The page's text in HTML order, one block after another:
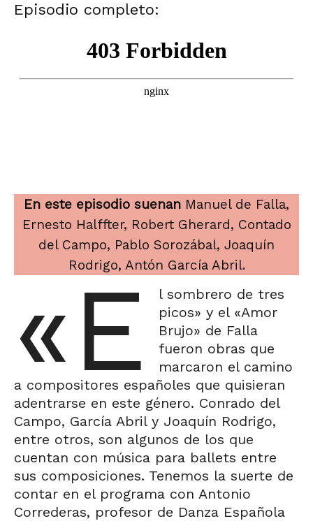
Episodio completo:
En este episodio suenan Manuel de Falla,
Ernesto Halffter, Robert Gherard, Contado
del Campo, Pablo Sorozábal, Joaquín
Rodrigo, Antón García Abril.
«E
l sombrero de tres
picos» y el «Amor
Brujo» de Falla
fueron obras que
marcaron el camino
a compositores españoles que quisieran
adentrarse en este género. Conrado del
Campo, García Abril y Joaquín Rodrigo,
entre otros, son algunos de los que
cuentan con música para ballets entre
sus composiciones. Tenemos la suerte de
contar en el programa con Antonio
Correderas, profesor de Danza Española